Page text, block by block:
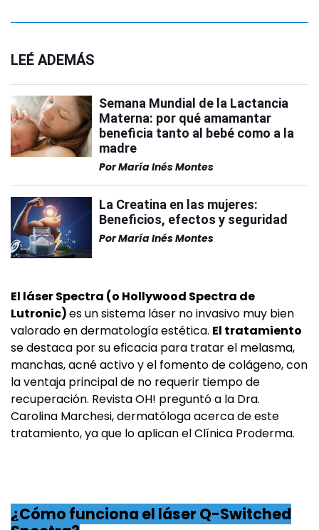
LEÉ ADEMÁS
Semana Mundial de la Lactancia
Materna: por qué amamantar
beneficia tanto al bebé como a la
madre
PorMaría Inés Montes
La Creatina en las mujeres:
Beneficios, efectos y seguridad
PorMaría Inés Montes
El láser Spectra (o Hollywood Spectra de
Lutronic)es un sistema láser no invasivo muy bien
valorado en dermatología estética. El tratamiento
se destaca por su eficacia para tratar el melasma,
manchas, acné activo y el fomento de colágeno, con
la ventaja principal de no requerir tiempo de
recuperación. Revista OH! preguntó a la Dra.
Carolina Marchesi, dermatóloga acerca de este
tratamiento, ya que lo aplican el Clínica Proderma.
¿Cómo funciona el láser Q-Switched